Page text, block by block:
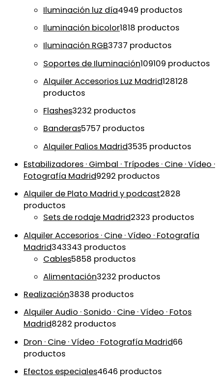
Iluminación luz día4949 productos
Iluminación bicolor1818 productos
Iluminación RGB3737 productos
Soportes de Iluminación109109 productos
Alquiler Accesorios Luz Madrid128128
productos
Flashes3232 productos
Banderas5757 productos
Alquiler Palios Madrid3535 productos
Estabilizadores · Gimbal · Trípodes · Cine · Vídeo ·
Fotografía Madrid9292 productos
Alquiler de Plato Madrid y podcast2828
productos
Sets de rodaje Madrid2323 productos
Alquiler Accesorios · Cine · Vídeo · Fotografía
Madrid343343 productos
Cables5858 productos
Alimentación3232 productos
Realización3838 productos
Alquiler Audio · Sonido · Cine · Vídeo · Fotos
Madrid8282 productos
Dron · Cine · Vídeo · Fotografía Madrid66
productos
Efectos especiales4646 productos